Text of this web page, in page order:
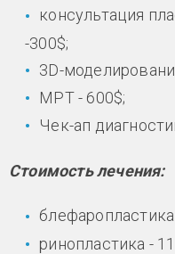
консультация
-300$;
3D-
МРТ - 600$;
Чек-ап
Стоимость лечения:
ринопластика -